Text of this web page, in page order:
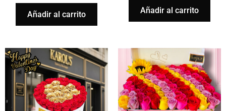
Añadir al carrito Añadir al carrito